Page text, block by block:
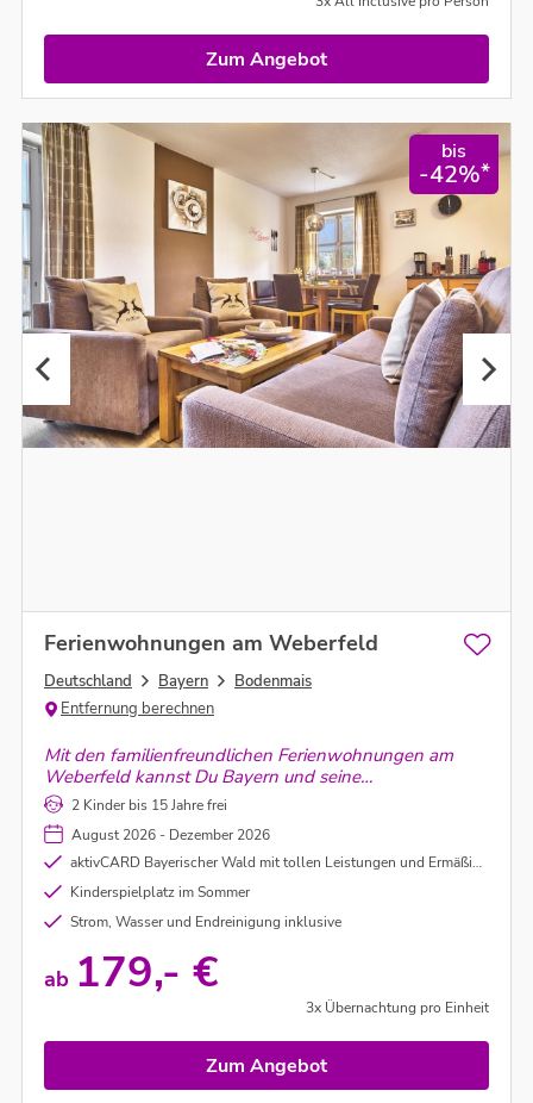
Zum Angebot
bis
-42%*
Ferienwohnungen am Weberfeld
Deutschland Bayern
Bodenmais
Entfernung berechnen
Mit den familienfreundlichen Ferienwohnungen am
Weberfeld kannst Du Bayern und seine
eindrucksvollen Wälder hautnah miterleben.
Bodenmais im Bayerischen Wald ist einer der
schönsten Urlaubsregionen in ganz Deutschland und
bietet etliche Attraktionen.
2 Kinder bis 15 Jahre frei
August 2026 - Dezember 2026
aktivCARD Bayerischer Wald mit tollen Leistungen und Ermäßigungen (genauere Infos im Link unter dem Punkt "Leistungen")
Kinderspielplatz im Sommer
Strom, Wasser und Endreinigung inklusive
ab 179,- €
3x Übernachtung pro Einheit
Zum Angebot